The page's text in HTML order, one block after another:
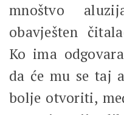
mnoštvo
obavješten
Ko ima
da će mu se taj
bolje otvoriti,